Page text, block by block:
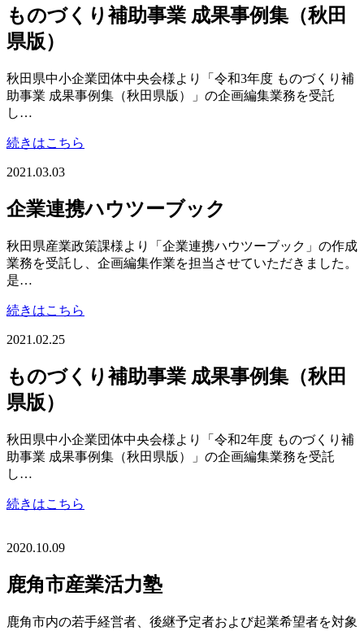
ものづくり補助事業 成果事例集（秋田
県版）
秋田県中小企業団体中央会様より「令和3年度 ものづくり補
助事業 成果事例集（秋田県版）」の企画編集業務を受託
し…
続きはこちら
2021.03.03
企業連携ハウツーブック
秋田県産業政策課様より「企業連携ハウツーブック」の作成
業務を受託し、企画編集作業を担当させていただきました。
是…
続きはこちら
2021.02.25
ものづくり補助事業 成果事例集（秋田
県版）
秋田県中小企業団体中央会様より「令和2年度 ものづくり補
助事業 成果事例集（秋田県版）」の企画編集業務を受託
し…
続きはこちら
2020.10.09
鹿角市産業活力塾
鹿角市内の若手経営者、後継予定者および起業希望者を対象